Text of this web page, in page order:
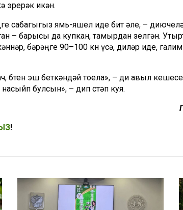
эрерәк икән.
сабагыгыз ямь-яшел иде бит әле, –
– барысы да купкан, тамырдан өзелгән.
бәрәңге 90–100 көн үсә, диләр иде,
бөтен эш беткәндәй тоела», – ди авыл
булсын», – дип өстәп куя.
!